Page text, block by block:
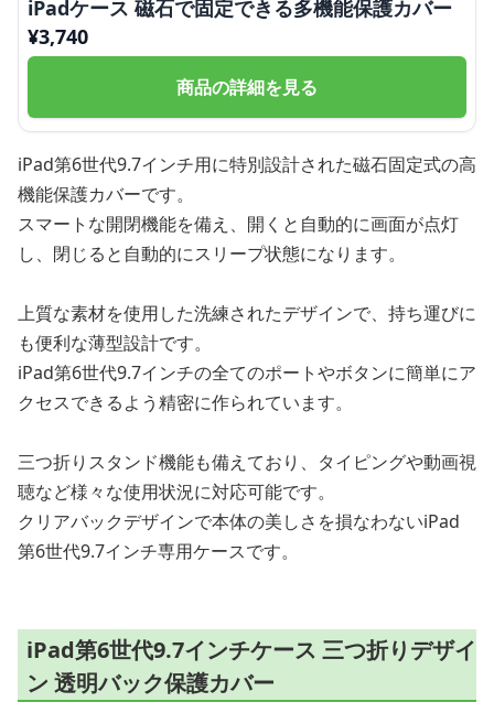
iPadケース 磁石で固定できる多機能保護カバー
¥3,740
商品の詳細を見る
iPad第6世代9.7インチ用に特別設計された磁石固定式の高
機能保護カバーです。
スマートな開閉機能を備え、開くと自動的に画面が点灯
し、閉じると自動的にスリープ状態になります。
上質な素材を使用した洗練されたデザインで、持ち運びに
も便利な薄型設計です。
iPad第6世代9.7インチの全てのポートやボタンに簡単にア
クセスできるよう精密に作られています。
三つ折りスタンド機能も備えており、タイピングや動画視
聴など様々な使用状況に対応可能です。
クリアバックデザインで本体の美しさを損なわないiPad
第6世代9.7インチ専用ケースです。
iPad第6世代9.7インチケース 三つ折りデザイ
ン 透明バック保護カバー